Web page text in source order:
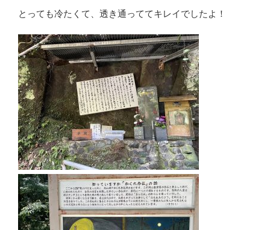
とっても冷たくて、透き通っててキレイでしたよ！